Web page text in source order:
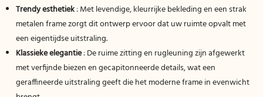
Trendy esthetiek: Met levendige, kleurrijke bekleding en een strak
metalen frame zorgt dit ontwerp ervoor dat uw ruimte opvalt met
een eigentijdse uitstraling.
Klassieke elegantie: De ruime zitting en rugleuning zijn afgewerkt
met verfijnde biezen en gecapitonneerde details, wat een
geraffineerde uitstraling geeft die het moderne frame in evenwicht